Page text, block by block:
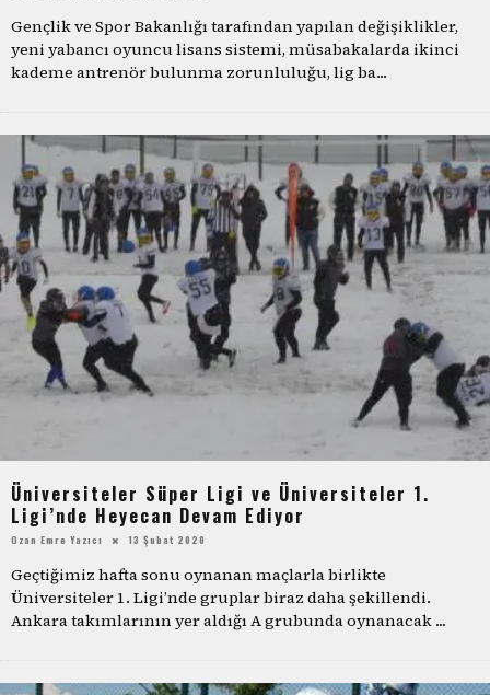
Gençlik ve Spor Bakanlığı tarafından yapılan değişiklikler,
yeni yabancı oyuncu lisans sistemi, müsabakalarda ikinci
kademe antrenör bulunma zorunluluğu, lig ba...
Üniversiteler Süper Ligi ve Üniversiteler 1.
Ligi’nde Heyecan Devam Ediyor
Ozan Emre Yazıcı 13 Şubat 2020
Geçtiğimiz hafta sonu oynanan maçlarla birlikte
Üniversiteler 1. Ligi’nde gruplar biraz daha şekillendi.
Ankara takımlarının yer aldığı A grubunda oynanacak ...